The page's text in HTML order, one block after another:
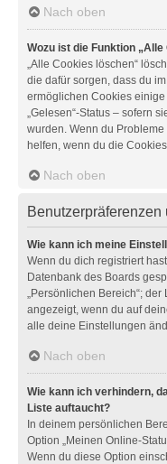
Nach oben
Wozu ist die Funktion
„Alle Cookies löschen“
die dafür sorgen, dass du
ermöglichen Cookies
„Gelesen“-Status – sofern
wurden. Wenn du
helfen, wenn du die
Nach oben
Wie kann ich meine
Wenn du dich registriert
Datenbank des Boards
„Persönlichen Bereich“;
angezeigt, wenn du auf
alle deine Einstellungen
Nach oben
Wie kann ich verhindern,
Liste auftaucht?
In deinem persönlichen
Option „Meinen Online-
Wenn du diese Option